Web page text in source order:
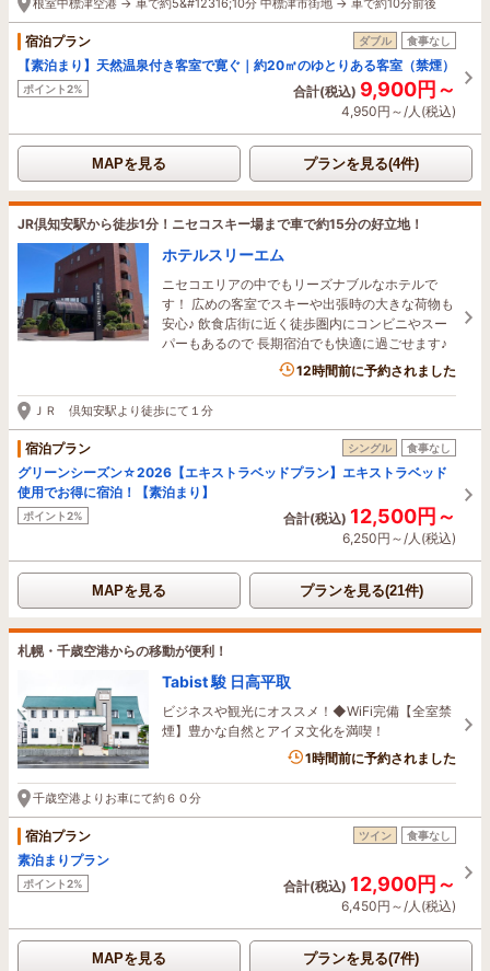
宿泊プラン ダブル 食事なし
【素泊まり】天然温泉付き客室で寛ぐ｜約20㎡のゆとりある客室（禁煙）
ポイント2% 合計(税込) 9,900円～
4,950円～/人(税込)
MAPを見る プランを見る(4件)
JR倶知安駅から徒歩1分！ニセコスキー場まで車で約15分の好立地！
ホテルスリーエム
ニセコエリアの中でもリーズナブルなホテルで
す！ 広めの客室でスキーや出張時の大きな荷物も
安心♪ 飲食店街に近く徒歩圏内にコンビニやスー
パーもあるので 長期宿泊でも快適に過ごせます♪
12時間前に予約されました
ＪＲ 倶知安駅より徒歩にて１分
宿泊プラン シングル 食事なし
グリーンシーズン☆2026【エキストラベッドプラン】エキストラベッド
使用でお得に宿泊！【素泊まり】
ポイント2% 合計(税込) 12,500円～
6,250円～/人(税込)
MAPを見る プランを見る(21件)
札幌・千歳空港からの移動が便利！
Tabist 駿 日高平取
ビジネスや観光にオススメ！◆WiFi完備【全室禁
煙】豊かな自然とアイヌ文化を満喫！
1時間前に予約されました
千歳空港よりお車にて約６０分
宿泊プラン ツイン 食事なし
素泊まりプラン
ポイント2% 合計(税込) 12,900円～
6,450円～/人(税込)
MAPを見る プランを見る(7件)